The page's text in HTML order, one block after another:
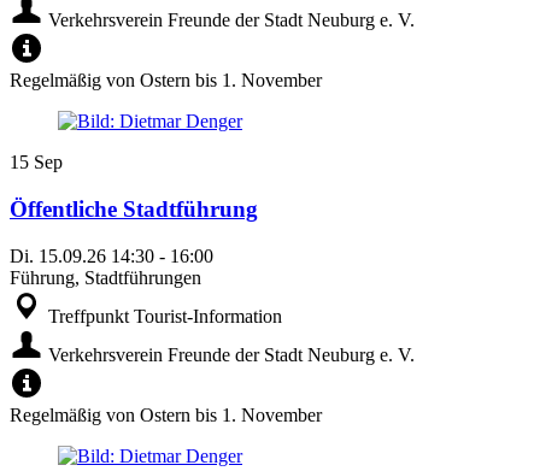
Verkehrsverein Freunde der Stadt Neuburg e. V.
Regelmäßig von Ostern bis 1. November
15 Sep
Öffentliche Stadtführung
Di. 15.09.26 14:30 - 16:00
Führung, Stadtführungen
Treffpunkt Tourist-Information
Verkehrsverein Freunde der Stadt Neuburg e. V.
Regelmäßig von Ostern bis 1. November